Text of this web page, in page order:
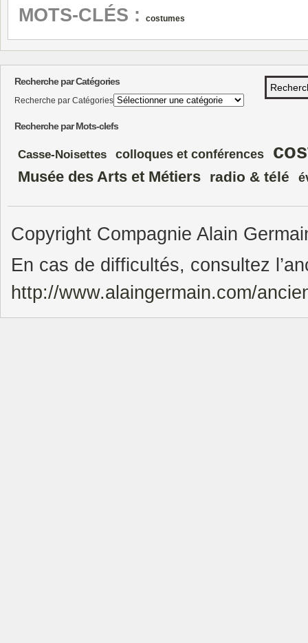
MOTS-CLÉS : costumes
Recherche par Catégories
Recherche par Catégories
Recherche par Mots-clefs
Casse-Noisettes colloques et conférences
Musée des Arts et Métiers radio & télé
Copyright Compagnie Alain
En cas de difficultés, consultez
http://www.alaingermain.com/